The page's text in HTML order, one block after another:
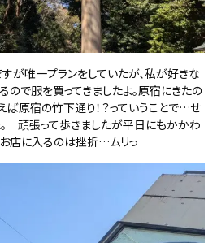
が唯一プランをしていたが、私が好きな
で服を買ってきましたよ。原宿にきたの
原宿の竹下通り！？っていうことで…せ
頑張って歩きましたが平日にもかかわ
店に入るのは挫折…ムリっ